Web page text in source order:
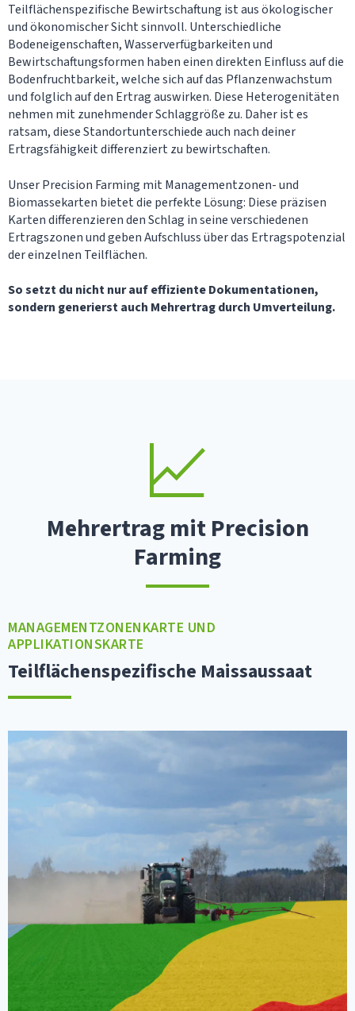
Teilflächenspezifische Bewirtschaftung ist aus ökologischer
und ökonomischer Sicht sinnvoll. Unterschiedliche
Bodeneigenschaften, Wasserverfügbarkeiten und
Bewirtschaftungsformen haben einen direkten Einfluss auf die
Bodenfruchtbarkeit, welche sich auf das Pflanzenwachstum
und folglich auf den Ertrag auswirken. Diese Heterogenitäten
nehmen mit zunehmender Schlaggröße zu. Daher ist es
ratsam, diese Standortunterschiede auch nach deiner
Ertragsfähigkeit differenziert zu bewirtschaften.
Unser Precision Farming mit Managementzonen- und
Biomassekarten bietet die perfekte Lösung: Diese präzisen
Karten differenzieren den Schlag in seine verschiedenen
Ertragszonen und geben Aufschluss über das Ertragspotenzial
der einzelnen Teilflächen.
So setzt du nicht nur auf effiziente Dokumentationen,
sondern generierst auch Mehrertrag durch Umverteilung.
Mehrertrag mit Precision
Farming
MANAGEMENTZONENKARTE UND
APPLIKATIONSKARTE
Teilflächenspezifische Maissaussaat